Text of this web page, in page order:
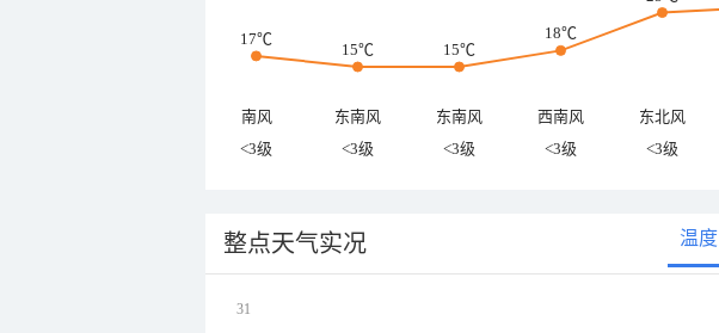
17℃
15℃ 15℃
18℃
南风 东南风 东南风 西南风 东北风
<3级
<3级 <3级 <3级 <3级
整点天气实况 温度
31